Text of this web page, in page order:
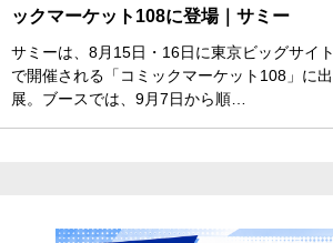
ックマーケット108に登場｜サミー
サミーは、8月15日・16日に東京ビッグサイト
で開催される「コミックマーケット108」に出
展。ブースでは、9月7日から順…